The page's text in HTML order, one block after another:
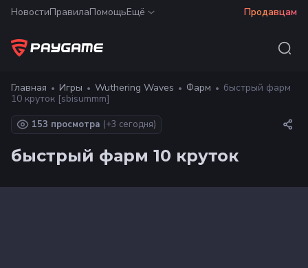
НовостиПравилаПомощьЕщё Продавцам
Главная Игры Wuthering Waves Фарм
быстрый фарм
10 круток [sbisummm]
153 просмотра (+3 сегодня)
быстрый фарм 10 круток